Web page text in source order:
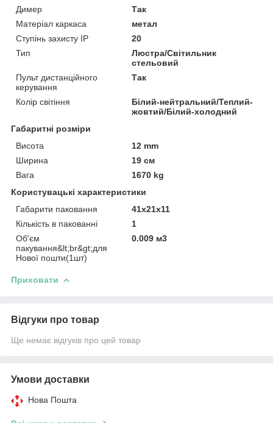
Димер
Так
Матеріал каркаса
метал
Ступінь захисту IP
20
Тип
Люстра/Світильник
стельовий
Пульт дистанційного
керування
Так
Колір світіння
Білий-нейтральний/Теплий-
жовтий/Білий-холодний
Габаритні розміри
Висота
12 mm
Ширина
19 см
Вага
1670 kg
Користувацькі характеристики
Габарити паковання
41x21x11
Кількість в пакованні
1
Об'єм
пакування&lt;br&gt;для
Нової пошти(1шт)
0.009 м3
Приховати
Відгуки про товар
Ще немає відгуків про цей товар
Умови доставки
Нова Пошта